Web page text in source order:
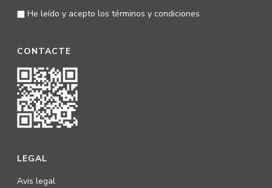
He leído y acepto lostérminos y condiciones
CONTACTE
LEGAL
Avis legal